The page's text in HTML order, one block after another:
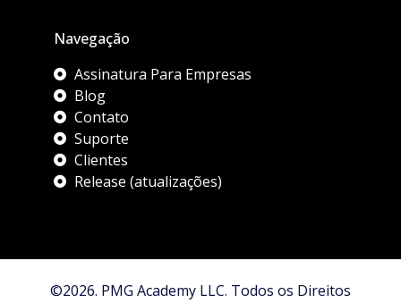
Navegação
Assinatura Para Empresas
Blog
Contato
Suporte
Clientes
Release (atualizações)
©2026. PMG Academy LLC. Todos os Direitos